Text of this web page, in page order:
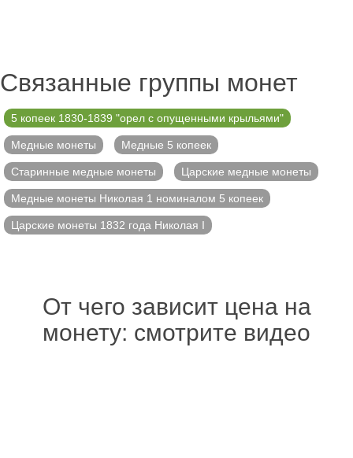
Связанные группы монет
5 копеек 1830-1839 "орел с опущенными крыльями"
Медные монеты Медные 5 копеек
Старинные медные монеты Царские медные монеты
Медные монеты Николая 1 номиналом 5 копеек
Царские монеты 1832 года Николая I
От чего зависит цена на
монету: смотрите видео